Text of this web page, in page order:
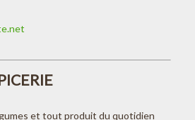
et tout produit du quotidien